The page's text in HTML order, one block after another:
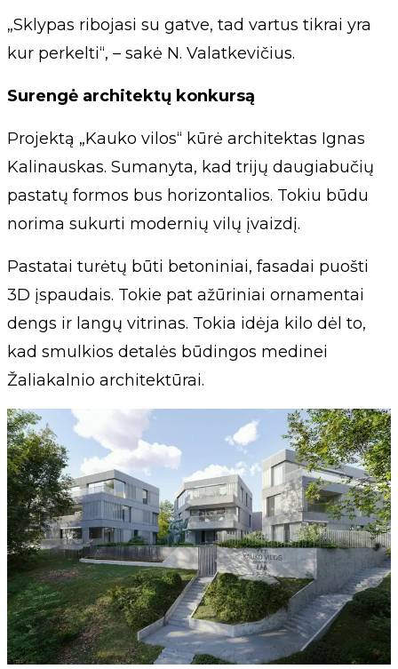
„Sklypas ribojasi su gatve, tad vartus tikrai yra
kur perkelti“, – sakė N. Valatkevičius.
Surengė architektų konkursą
Projektą „Kauko vilos“ kūrė architektas Ignas
Kalinauskas. Sumanyta, kad trijų daugiabučių
pastatų formos bus horizontalios. Tokiu būdu
norima sukurti modernių vilų įvaizdį.
Pastatai turėtų būti betoniniai, fasadai puošti
3D įspaudais. Tokie pat ažūriniai ornamentai
dengs ir langų vitrinas. Tokia idėja kilo dėl to,
kad smulkios detalės būdingos medinei
Žaliakalnio architektūrai.